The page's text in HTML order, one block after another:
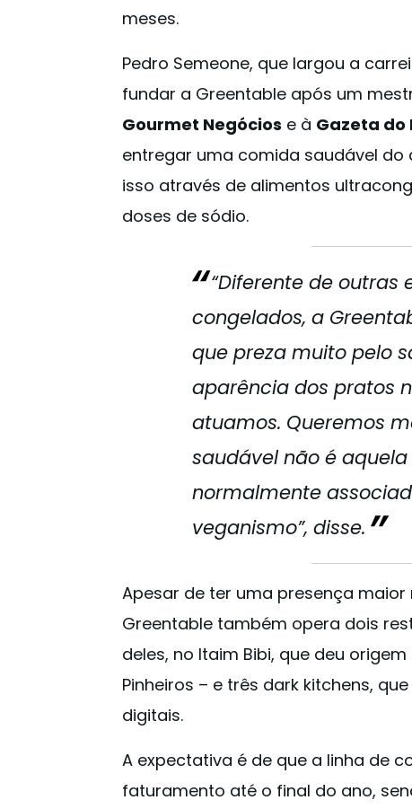
meses.
Pedro Semeone, que largou a
fundar a Greentable após um
Gourmet Negócios e à Gazeta do
entregar uma comida saudável do
isso através de alimentos
doses de sódio.
“Diferente de outras
congelados, a
que preza muito pelo
aparência dos pratos
atuamos. Queremos
saudável não é
normalmente
veganismo”, disse.
Apesar de ter uma presença
Greentable também opera dois
deles, no Itaim Bibi, que deu
Pinheiros – e três dark kitchens,
digitais.
A expectativa é de que a linha de
faturamento até o final do ano,